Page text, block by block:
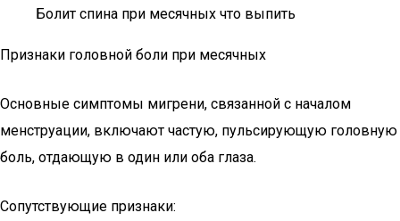
Болит спина при месячных что выпить
Признаки головной боли при месячных
Основные симптомы мигрени, связанной с началом
менструации, включают частую, пульсирующую головную
боль, отдающую в один или оба глаза.
Сопутствующие признаки: